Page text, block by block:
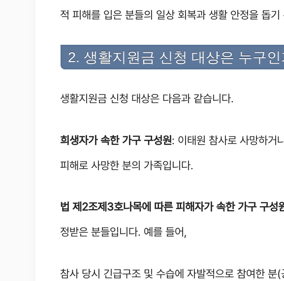
적 피해를 입은 분들의 일상 회복과 생활 안정을 돕
2. 생활지원금 신청 대상은 누구
생활지원금 신청 대상은 다음과 같습니다.
희생자가 속한 가구 구성원: 이태원 참사로 사망하거
피해로 사망한 분의 가족입니다.
법 제2조제3호나목에 따른 피해자가 속한 가구 구성
정받은 분들입니다. 예를 들어,
참사 당시 긴급구조 및 수습에 자발적으로 참여한 분